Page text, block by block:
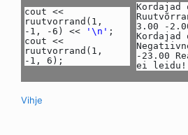
cout <<
ruutvorrand(1,
-1, -6) <<
'\n' ;
cout <<
ruutvorrand(1,
-1, 6);
3.00 -
-23.00
ei leidu!
Vihje